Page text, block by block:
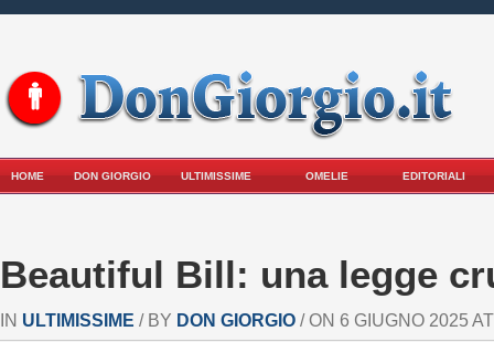
HOME DON GIORGIO ULTIMISSIME OMELIE EDITORIALI
Beautiful Bill: una legge
IN ULTIMISSIME / BY DON GIORGIO / ON 6 GIUGNO 2025